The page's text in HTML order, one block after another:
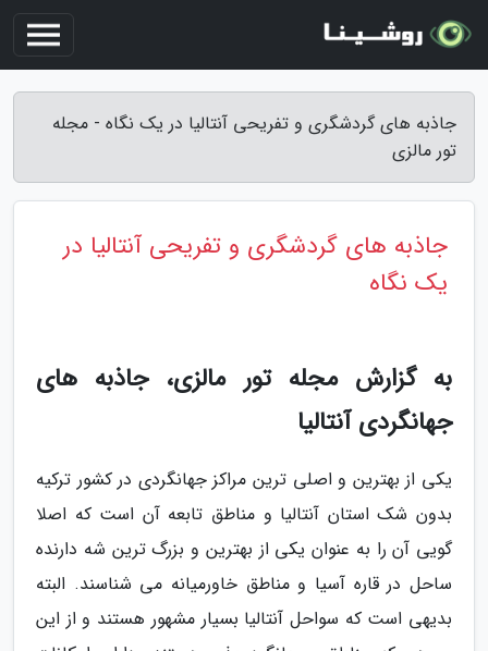
جاذبه های گردشگری و تفریحی آنتالیا در یک نگاه - مجله
تور مالزی
جاذبه های گردشگری و تفریحی آنتالیا در
یک نگاه
به گزارش مجله تور مالزی، جاذبه های
جهانگردی آنتالیا
یکی از بهترین و اصلی ترین مراکز جهانگردی در کشور ترکیه
بدون شک استان آنتالیا و مناطق تابعه آن است که اصلا
گویی آن را به عنوان یکی از بهترین و بزرگ ترین شه دارنده
ساحل در قاره آسیا و مناطق خاورمیانه می شناسند. البته
بدیهی است که سواحل آنتالیا بسیار مشهور هستند و از این